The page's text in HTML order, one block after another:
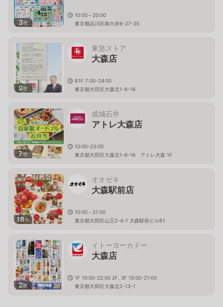
3枚
10:00～20:00
東京都品川区南大井6-27-25
9枚
東急ストア
大森店
B1F 7:00-24:00
東京都大田区大森北1-6-16
7枚
成城石井
アトレ大森店
10:00-23:00
東京都大田区大森北1-6-16 アトレ大森 1F
18枚
オオゼキ
大森駅前店
10:00～21:00
東京都大田区山王2-4-1 大森駅前ビルB1
2枚
イトーヨーカドー
大森店
1F 10:00-22:00 2F, 3F 10:00-21:00
東京都大田区大森北2-13-1